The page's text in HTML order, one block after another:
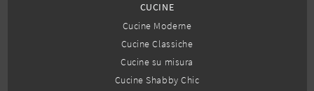
CUCINE
Cucine Moderne
Cucine Classiche
Cucine su misura
Cucine Shabby Chic